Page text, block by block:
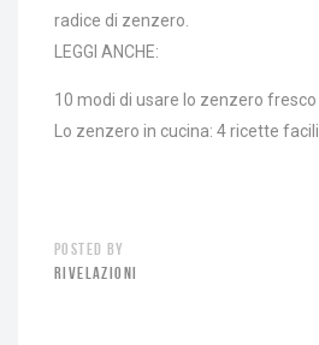
radice di zenzero.
LEGGI ANCHE:
10 modi di usare lo zenzero
Lo zenzero in cucina: 4 ricette
POSTED BY
RIVELAZIONI